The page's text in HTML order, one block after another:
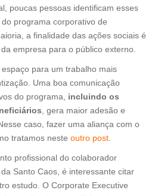
poucas pessoas identificam esses
programa corporativo de
a finalidade das ações sociais é
empresa para o público externo.
para um trabalho mais
Uma boa comunicação
do programa, incluindo os
, gera maior adesão e
caso, fazer uma aliança com o
tratamos neste outro post.
profissional do colaborador
Santo Caos, é interessante citar
estudo. O Corporate Executive